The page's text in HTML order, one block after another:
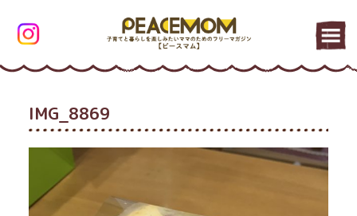
IMG_8869